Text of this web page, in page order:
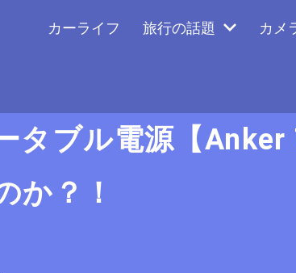
カーライフ 旅行の話題 カメ
タブル電源【
か？！